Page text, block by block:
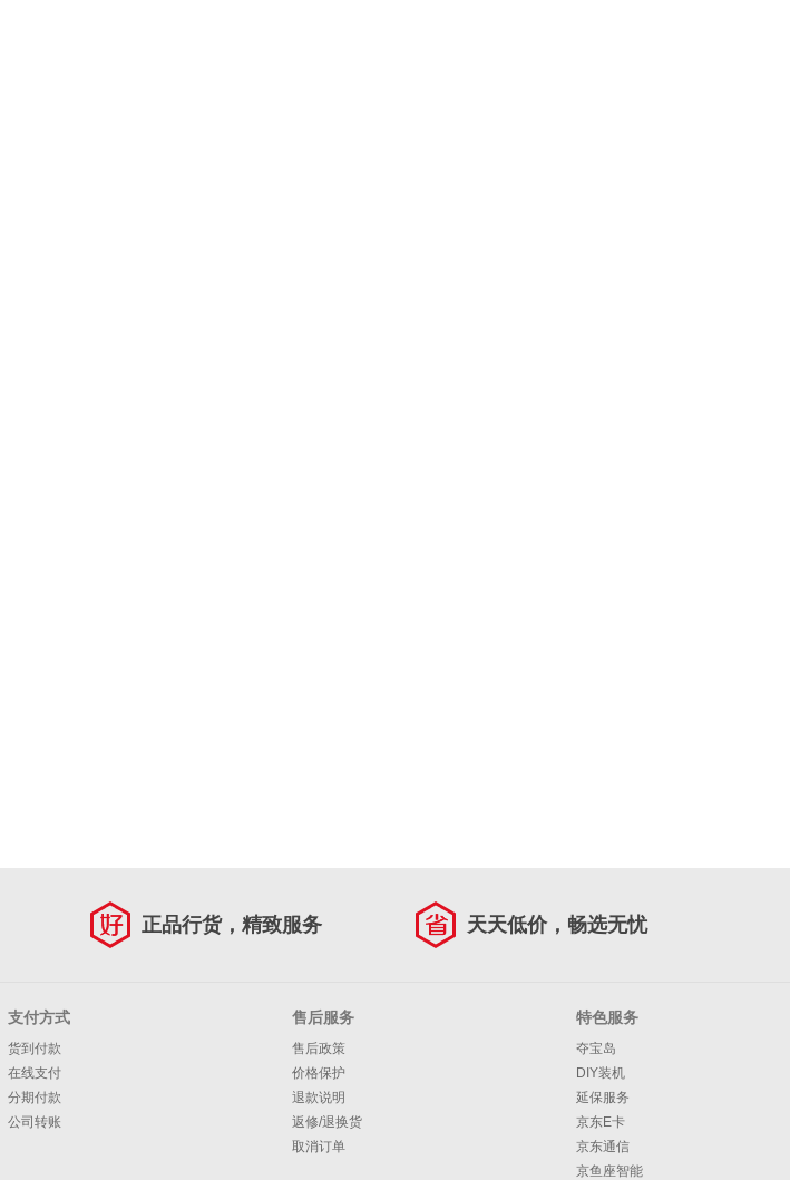
正品行货，精致服务 天天低价，畅选无忧
支付方式
货到付款
在线支付
分期付款
公司转账
售后服务
售后政策
价格保护
退款说明
返修/退换货
取消订单
特色服务
夺宝岛
DIY装机
延保服务
京东E卡
京东通信
京鱼座智能